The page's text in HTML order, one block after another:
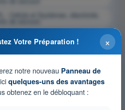
- Cellule et Systèmes, électricité,
de secours ×
Votre Préparation !
notre nouveau Panneau de
quelques-uns des avantages
obtenez en le débloquant :